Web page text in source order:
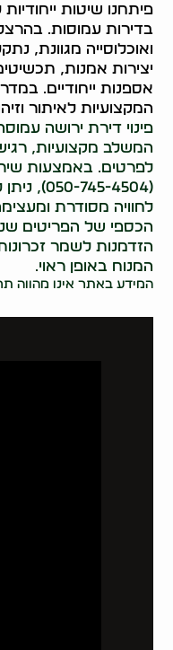
פיתחנו שיטות ייחודיות
בדירות עמוסות.
ואוכלוסייה מגוונת,
יצירות אמנות,
אספנות ייחודיים.
המקצועיות לאיתור
פינוי דירת ירושה
המשלב מקצועיות,
לפרטים. באמצעות
(050-
לחוויה מסודרת
הכספי של הפריטים
הזדמנות לשמר
המנוח באופן ראוי.
המידע באתר אינו מהווה